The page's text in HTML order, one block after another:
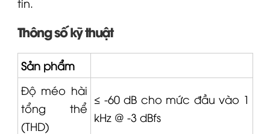
Thông số kỹ thuật
Sản phẩm
Độ méo hài
tổng thể
(THD)
≤ -60 dB cho mức đầu vào 1
kHz @ -3 dBfs